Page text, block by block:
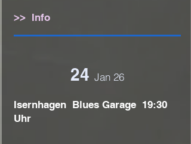
>> Info
24 Jan 26
Isernhagen Blues Garage 19:30
Uhr